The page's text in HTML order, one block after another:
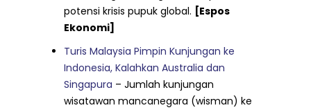
potensi krisis pupuk global. [Espos
Ekonomi]
Turis Malaysia Pimpin Kunjungan ke
Indonesia, Kalahkan Australia dan
Singapura – Jumlah kunjungan
wisatawan mancanegara (wisman) ke